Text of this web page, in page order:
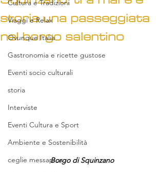
Cultura e Tradizioni
Viaggi e Relax
Ovunque Italia
Gastronomia e ricette gustose
Eventi socio culturali
storia
Interviste
Eventi Cultura e Sport
Ambiente e Sostenibilità
ceglie messapica
storia una passeggiata
nel borgo salentino
Borgo di Squinzano